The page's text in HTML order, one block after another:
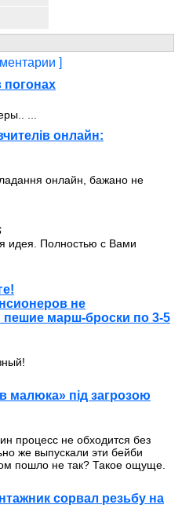
]
погонах
...
онлайн:
онлайн, бажано не
идея. Полностью с Вами
не
пешие марш-броски по 3-5
малюка» під загрозою
процесс не обходится без
же выпускали эти бейби
пошло не так? Такое ощуще.
сорвал резьбу на